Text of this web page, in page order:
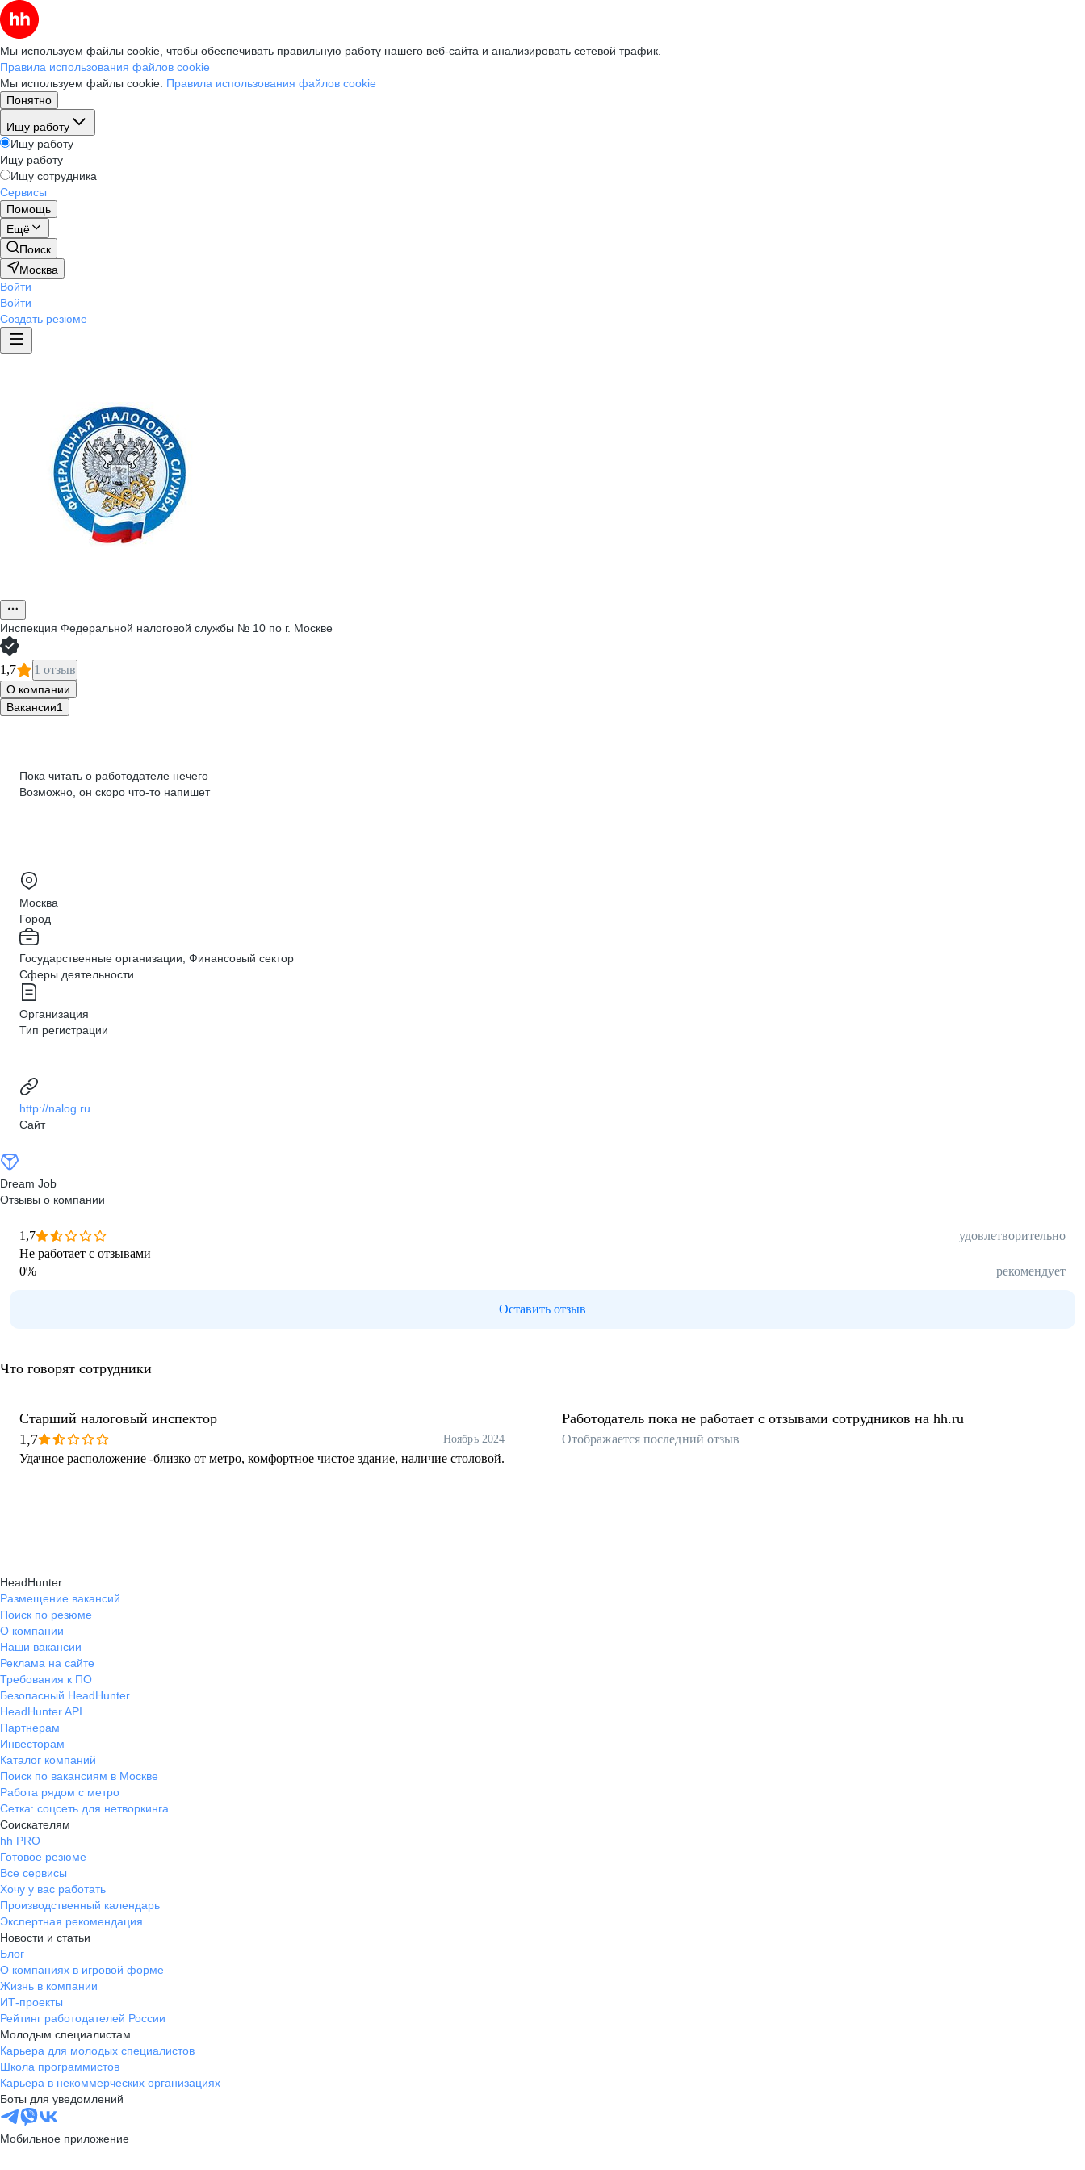
Мы используем файлы cookie, чтобы обеспечивать правильную работу нашего веб-сайта и анализировать сетевой трафик.
Правила использования файлов cookie
Мы используем файлы cookie. Правила использования файлов cookie
Понятно
Ищу работу
Ищу работу
Ищу работу
Ищу сотрудника
Сервисы
Помощь
Ещё
Поиск
Москва
Войти
Войти
Создать резюме
Инспекция Федеральной налоговой службы № 10 по г. Москве
1,7 1 отзыв
О компании
Вакансии1
Пока читать о работодателе нечего
Возможно, он скоро что‑то напишет
Москва
Город
Государственные организации, Финансовый сектор
Сферы деятельности
Организация
Тип регистрации
http://nalog.ru
Сайт
Dream Job
Отзывы о компании
1,7
удовлетворительно
Не работает с отзывами
0% рекомендует
Оставить отзыв
Что говорят сотрудники
Старший налоговый инспектор
1,7
Ноябрь 2024
Удачное расположение -близко от метро, комфортное чистое здание, наличие столовой.
Работодатель пока не работает с отзывами сотрудников на hh.ru
Отображается последний отзыв
HeadHunter
Размещение вакансий
Поиск по резюме
О компании
Наши вакансии
Реклама на сайте
Требования к ПО
Безопасный HeadHunter
HeadHunter API
Партнерам
Инвесторам
Каталог компаний
Поиск по вакансиям в Москве
Работа рядом с метро
Сетка: соцсеть для нетворкинга
Соискателям
hh PRO
Готовое резюме
Все сервисы
Хочу у вас работать
Производственный календарь
Экспертная рекомендация
Новости и статьи
Блог
О компаниях в игровой форме
Жизнь в компании
ИТ-проекты
Рейтинг работодателей России
Молодым специалистам
Карьера для молодых специалистов
Школа программистов
Карьера в некоммерческих организациях
Боты для уведомлений
Мобильное приложение